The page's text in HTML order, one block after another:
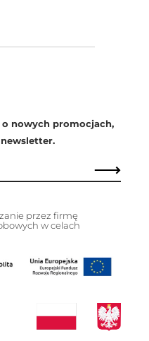
o nowych promocjach,
przez firmę
w celach